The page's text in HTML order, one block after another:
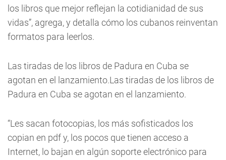
los libros que mejor reflejan la cotidianidad de sus
vidas”, agrega, y detalla cómo los cubanos reinventan
formatos para leerlos.
Las tiradas de los libros de Padura en Cuba se
agotan en el lanzamiento.Las tiradas de los libros de
Padura en Cuba se agotan en el lanzamiento.
“Les sacan fotocopias, los más sofisticados los
copian en pdf y, los pocos que tienen acceso a
Internet, lo bajan en algún soporte electrónico para